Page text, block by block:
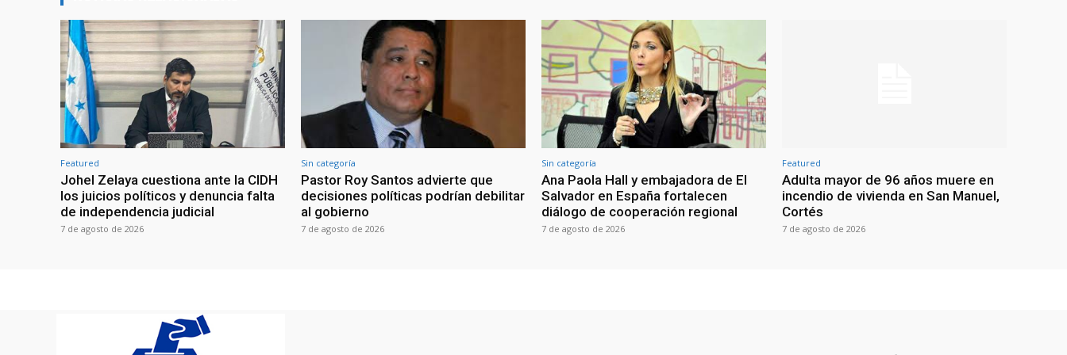
Featured
Johel Zelaya cuestiona ante la CIDH
los juicios políticos y denuncia falta
de independencia judicial
7 de agosto de 2026
Sin categoría
Pastor Roy Santos advierte que
decisiones políticas podrían debilitar
al gobierno
7 de agosto de 2026
Sin categoría
Ana Paola Hall y embajadora de El
Salvador en España fortalecen
diálogo de cooperación regional
7 de agosto de 2026
Featured
Adulta mayor de 96 años muere en
incendio de vivienda en San Manuel,
Cortés
7 de agosto de 2026